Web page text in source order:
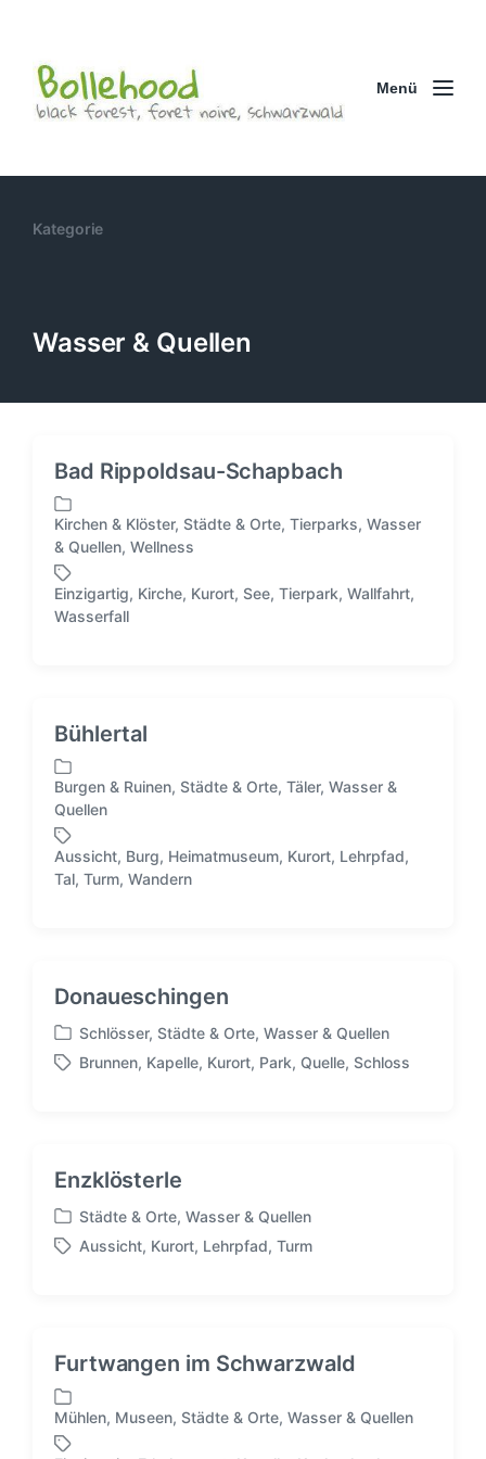
Menü
Kategorie
Wasser & Quellen
Bad Rippoldsau-Schapbach
V
r
ö
f
l
i
c
h
t
i
n
Kirchen & Klöster, Städte & Orte, Tierparks, Wasser
& Quellen, Wellness
S
w
ö
r
t
e
r
Einzigartig, Kirche, Kurort, See, Tierpark, Wallfahrt,
Wasserfall
Bühlertal
V
r
ö
f
l
i
c
h
Burgen & Ruinen, Städte & Orte, Täler, Wasser &
Quellen
S
w
ö
r
Aussicht, Burg, Heimatmuseum, Kurort, Lehrpfad,
Tal, Turm, Wandern
Donaueschingen
V
e
e
t
l
i
n
Schlösser, Städte & Orte, Wasser & Quellen
S
g
w
r
Brunnen, Kapelle, Kurort, Park, Quelle, Schloss
Enzklösterle
V
e
e
n
t
l
i
Städte & Orte, Wasser & Quellen
S
g
w
ö
r
Aussicht, Kurort, Lehrpfad, Turm
Furtwangen im Schwarzwald
V
e
Mühlen, Museen, Städte & Orte, Wasser & Quellen